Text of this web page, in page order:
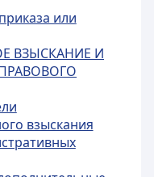
или
ВЗЫСКАНИЕ И
взыскания